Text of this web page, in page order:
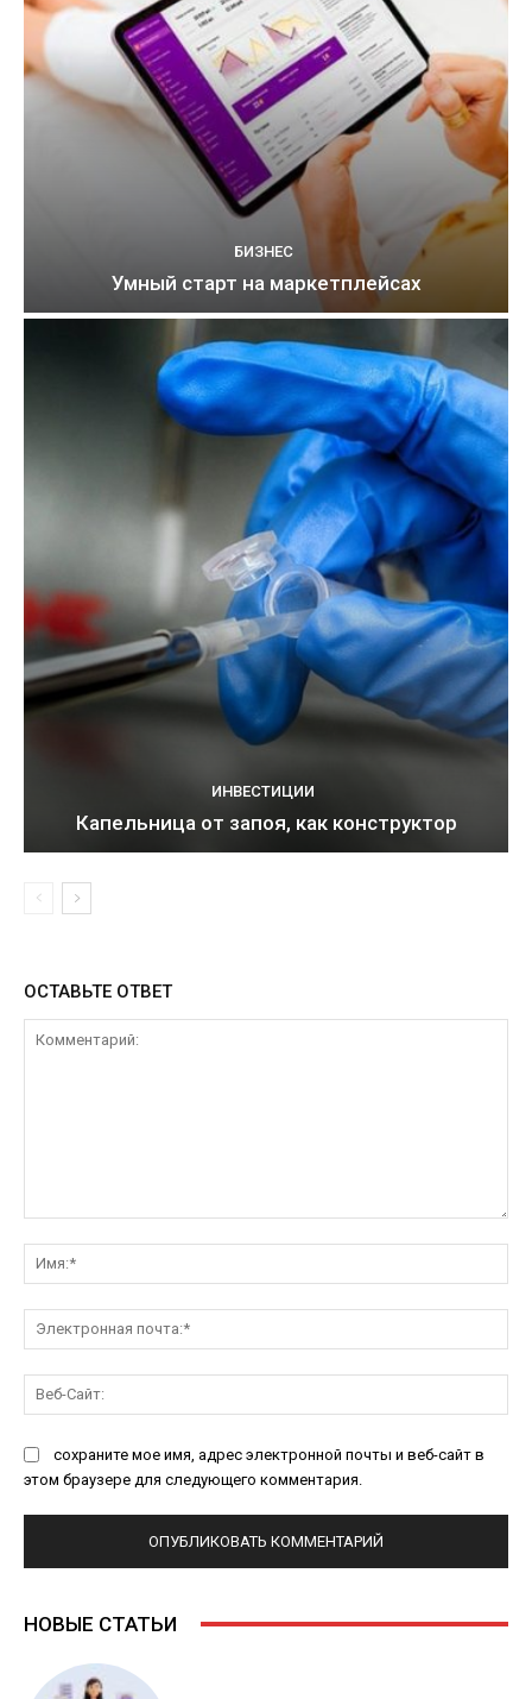
БИЗНЕС
Умный старт на маркетплейсах
ИНВЕСТИЦИИ
Капельница от запоя, как конструктор
ОСТАВЬТЕ ОТВЕТ
сохраните мое имя, адрес электронной почты и веб-сайт в
этом браузере для следующего комментария.
НОВЫЕ СТАТЬИ